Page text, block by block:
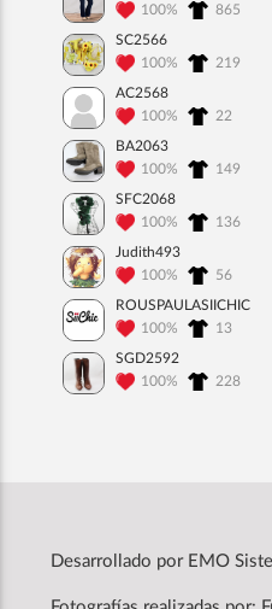
100%
865
SC2566
100%
219
AC2568
100%
22
BA2063
100%
149
SFC2068
100%
136
Judith493
100%
56
ROUSPAULASIICHIC
100%
13
SGD2592
100%
228
Desarrollado por EMO